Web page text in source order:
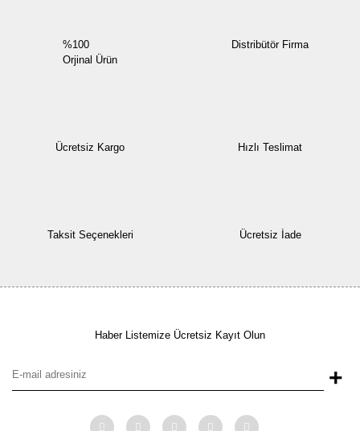
%100
Orjinal Ürün
Distribütör Firma
Ücretsiz Kargo Hızlı Teslimat
Taksit Seçenekleri Ücretsiz İade
Haber Listemize Ücretsiz Kayıt Olun
+